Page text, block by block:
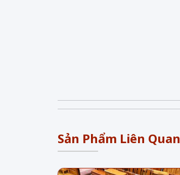
Sản Phẩm Liên Quan